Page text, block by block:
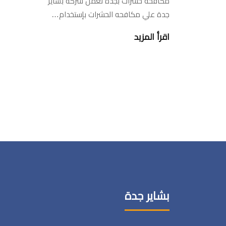
جدة علي مكافحه الحشرات بإستخدام…
اقرأ المزيد
بشاير جدة